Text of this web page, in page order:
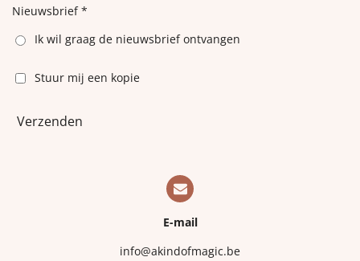
Nieuwsbrief *
Ik wil graag de nieuwsbrief ontvangen
Stuur mij een kopie
Verzenden
E-mail
info@akindofmagic.be